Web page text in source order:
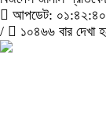
আপডেট: ০১:৪২:৪০
/
১০৪৬৬ বার দেখা